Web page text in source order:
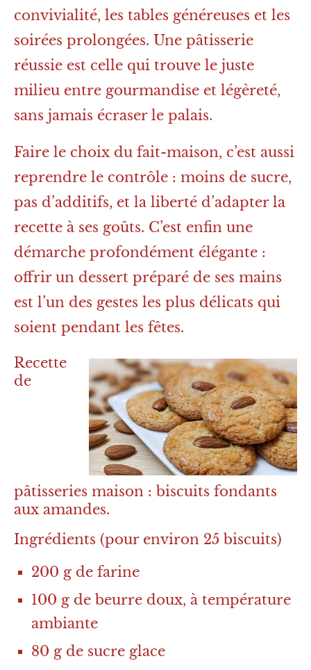
convivialité, les tables généreuses et les
soirées prolongées. Une pâtisserie
réussie est celle qui trouve le juste
milieu entre gourmandise et légèreté,
sans jamais écraser le palais.
Faire le choix du fait-maison, c’est aussi
reprendre le contrôle : moins de sucre,
pas d’additifs, et la liberté d’adapter la
recette à ses goûts. C’est enfin une
démarche profondément élégante :
offrir un dessert préparé de ses mains
est l’un des gestes les plus délicats qui
soient pendant les fêtes.
Recette
de
pâtisseries maison : biscuits fondants
aux amandes.
Ingrédients (pour environ 25 biscuits)
200 g de farine
100 g de beurre doux, à température
ambiante
80 g de sucre glace